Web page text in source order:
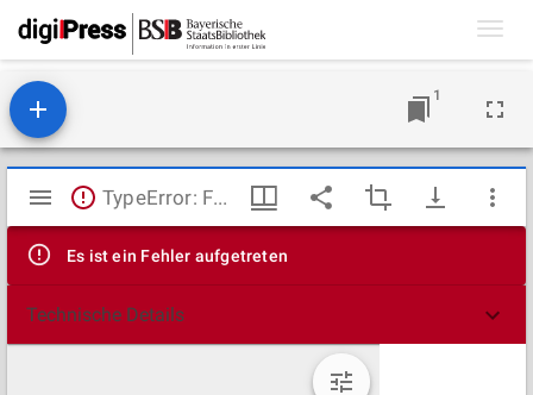
1
Mirador
Viewer
TypeError: Failed to fetch
Es ist ein Fehler aufgetreten
Technische Details